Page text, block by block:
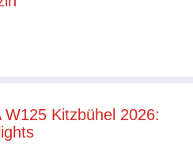
W125 Kitzbühel 2026: